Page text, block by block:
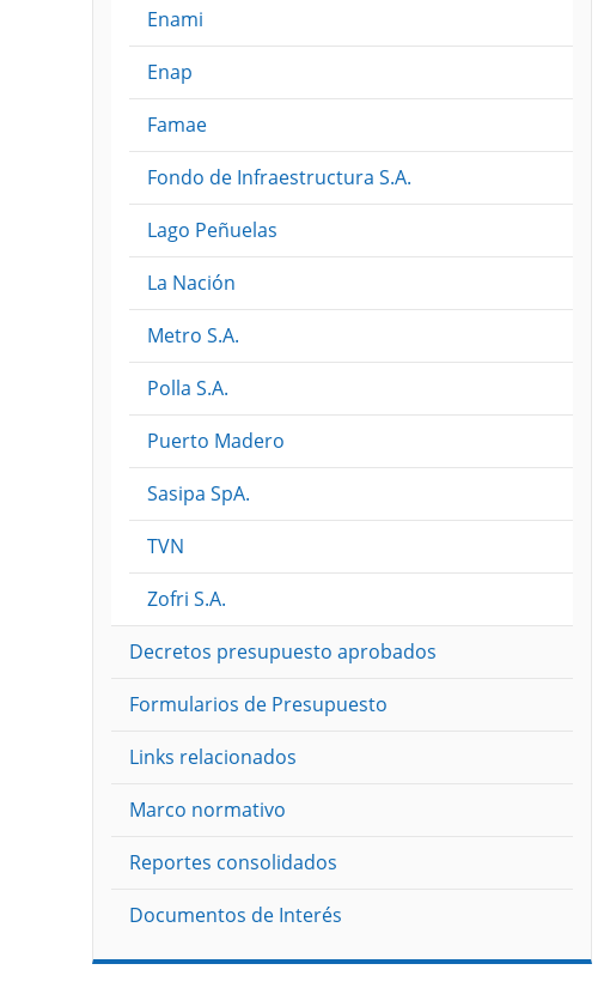
Enami
Enap
Famae
Fondo de Infraestructura S.A.
Lago Peñuelas
La Nación
Metro S.A.
Polla S.A.
Puerto Madero
Sasipa SpA.
TVN
Zofri S.A.
Decretos presupuesto aprobados
Formularios de Presupuesto
Links relacionados
Marco normativo
Reportes consolidados
Documentos de Interés